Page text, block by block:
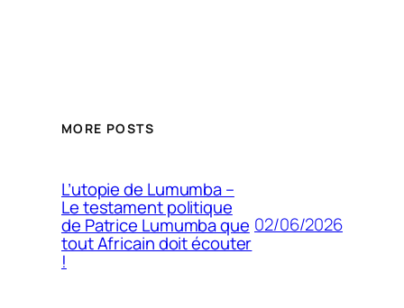
MORE POSTS
L’utopie de Lumumba –
Le testament politique
de Patrice Lumumba que
tout Africain doit écouter
!
02/06/2026